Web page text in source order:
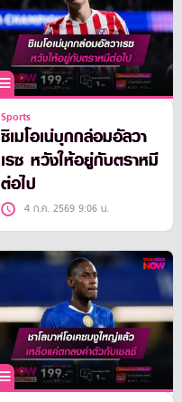
Sports
ซิเมโอเน่บุกกล่อมอัลวา
เรซ หวังให้อยู่กับตราหมี
ต่อไป
4 ก.ค. 2569 9:06 น.